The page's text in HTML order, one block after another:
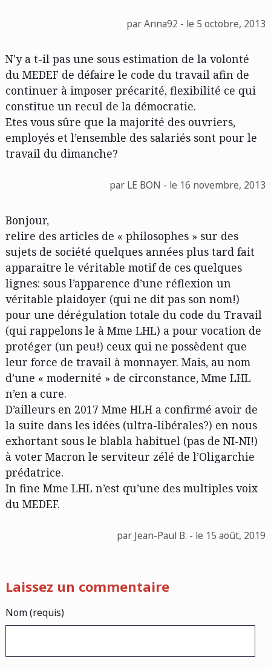
par Anna92 - le 5 octobre, 2013
N’y a t-il pas une sous estimation de la volonté
du MEDEF de défaire le code du travail afin de
continuer à imposer précarité, flexibilité ce qui
constitue un recul de la démocratie.
Etes vous sûre que la majorité des ouvriers,
employés et l’ensemble des salariés sont pour le
travail du dimanche?
par LE BON - le 16 novembre, 2013
Bonjour,
relire des articles de « philosophes » sur des
sujets de société quelques années plus tard fait
apparaitre le véritable motif de ces quelques
lignes: sous l’apparence d’une réflexion un
véritable plaidoyer (qui ne dit pas son nom!)
pour une dérégulation totale du code du Travail
(qui rappelons le à Mme LHL) a pour vocation de
protéger (un peu!) ceux qui ne possèdent que
leur force de travail à monnayer. Mais, au nom
d’une « modernité » de circonstance, Mme LHL
n’en a cure.
D’ailleurs en 2017 Mme HLH a confirmé avoir de
la suite dans les idées (ultra-libérales?) en nous
exhortant sous le blabla habituel (pas de NI-NI!)
à voter Macron le serviteur zélé de l’Oligarchie
prédatrice.
In fine Mme LHL n’est qu’une des multiples voix
du MEDEF.
par Jean-Paul B. - le 15 août, 2019
Laissez un commentaire
Nom (requis)